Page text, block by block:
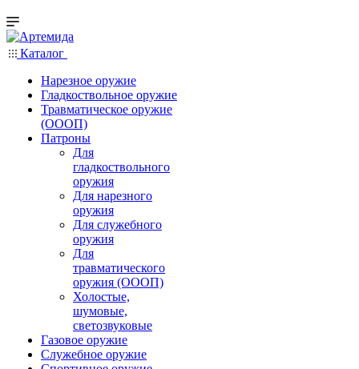
Каталог
Нарезное оружие
Гладкоствольное оружие
Травматическое оружие
(ОООП)
Патроны
Для
гладкоствольного
оружия
Для нарезного
оружия
Для служебного
оружия
Для
травматического
оружия (ОООП)
Холостые,
шумовые,
светозвуковые
Газовое оружие
Служебное оружие